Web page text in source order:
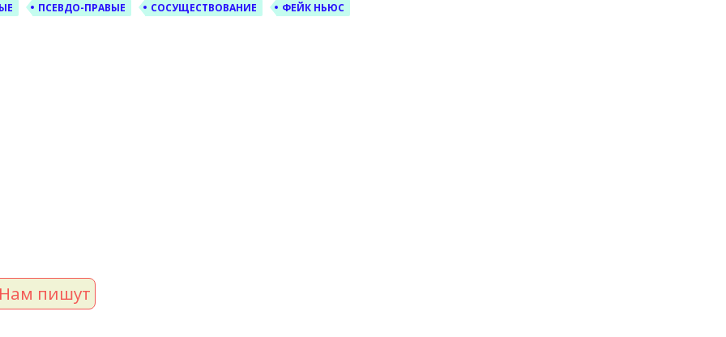
ПСЕВДО-ПРАВЫЕ СОСУЩЕСТВОВАНИЕ ФЕЙК НЬЮС
Нам пишут